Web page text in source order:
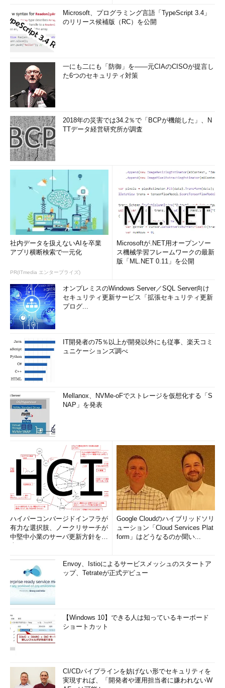
Microsoft、プログラミング言語「TypeScript 3.4」
のリリース候補版（RC）を公開
一にも二にも「防御」を――元CIAのCISOが提言し
た6つのセキュリティ対策
2018年の災害では34.2％で「BCPが機能した」、N
TTデータ経営研究所が調査
社内データを扱えないAIを卒業
アプリ横断検索で一元化
PR(ITmedia エンタープライズ)
Microsoftが.NET用オープンソー
ス機械学習フレームワークの最新
版「ML.NET 0.11」を公開
オンプレミスのWindows Server／SQL Server向け
セキュリティ更新サービス「拡張セキュリティ更新
プログ...
IT開発者の75％以上が開発以外にも従事、楽天コミ
ュニケーションズ調べ
Mellanox、NVMe-oFでストレージを仮想化する「S
NAP」を発表
ハイパーコンバージドインフラが
有力な選択肢、ノークリサーチが
中堅中小業のサーバ更新方針を調
Google Cloudのハイブリッドソリ
ューション「Cloud Services Plat
form」はどうなるのか聞い...
Envoy、Istioによるサービスメッシュのスタートア
ップ、Tetrateが正式デビュー
【Windows 10】できる人は知っているキーボード
ショートカット
CI/CDパイプラインを妨げない形でセキュリティを
実現すれば、「開発者や運用担当者に嫌われないW